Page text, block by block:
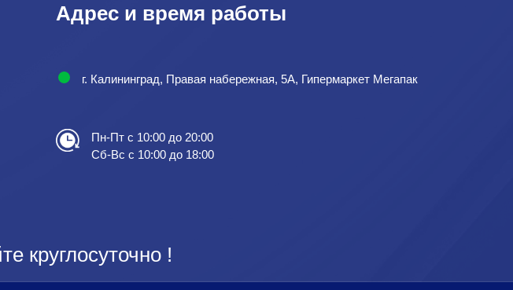
Адрес и время работы
г. Калининград, Правая набережная, 5А, Гипермаркет Мегапак
Пн-Пт с 10:00 до 20:00
Сб-Вс с 10:00 до 18:00
круглосуточно !